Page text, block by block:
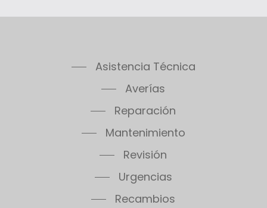
Asistencia Técnica
Averías
Reparación
Mantenimiento
Revisión
Urgencias
Recambios